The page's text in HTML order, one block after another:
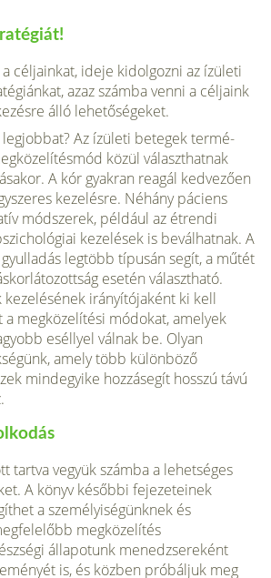
céljainkat, ideje kidolgozni az ízületi
azaz számba venni a céljaink
álló lehetőségeket.
legjobbat? Az ízületi betegek termé­
közül választhatnak
A kór gyakran reagál kedvezően
kezelésre. Néhány páciens
módszerek, például az étrendi
kezelések is beválhatnak. A
legtöbb típusán segít, a műtét
esetén választható.
kezelésének irányítójaként ki kell
a megközelítési módokat, amelyek
eséllyel válnak be. Olyan
amely több különböző
mindegyi­ke hozzásegít hosszú távú
tartva vegyük számba a lehetséges
A könyv későbbi fejezeteinek
a személyiségünknek és
megközelítés
állapotunk menedzsereként
is, és közben próbáljuk meg